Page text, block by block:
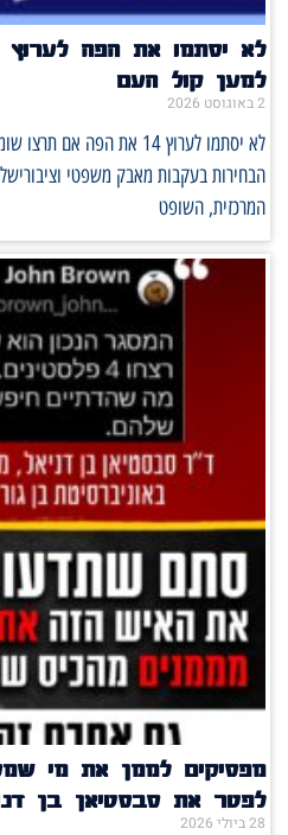
למען קול העם
2 באוגוסט 2026
לא יסתמו לערוץ 14 את הפה
הבחירות בעקבות מאבק משפטי
המרכזית, השופט
מפסיקים לממן את מי
לפטר את סבסטיאן בן
28 ביולי 2026